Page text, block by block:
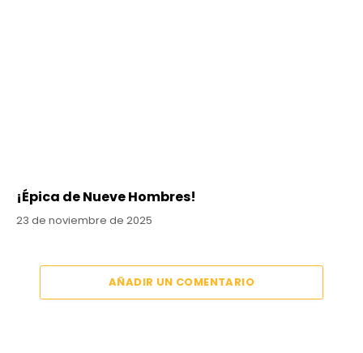
¡Épica de Nueve Hombres!
23 de noviembre de 2025
AÑADIR UN COMENTARIO